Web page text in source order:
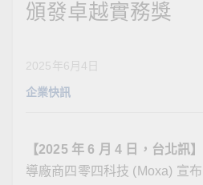
於我們
Zone
頒發卓越實務獎
2025年6月4日
企業快訊
【2025 年 6 月 4 日，台北訊】
導廠商四零四科技 (Moxa) 宣